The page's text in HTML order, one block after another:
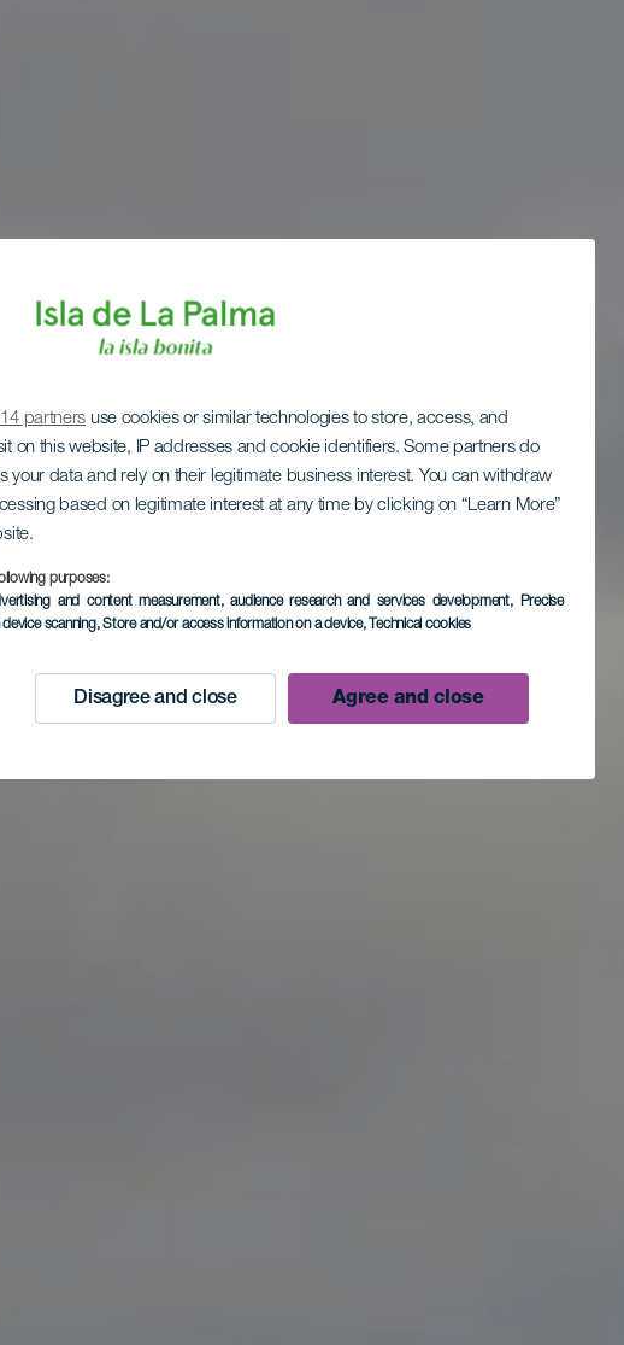
partners use cookies or similar technologies to store, access, and
on this website, IP addresses and cookie identifiers. Some partners do
your data and rely on their legitimate business interest. You can withdraw
based on legitimate interest at any time by clicking on “Learn More”
purposes:
and content measurement, audience research and services development, Precise
scanning, Store and/or access information on a device, Technical cookies
Disagree and close Agree and close